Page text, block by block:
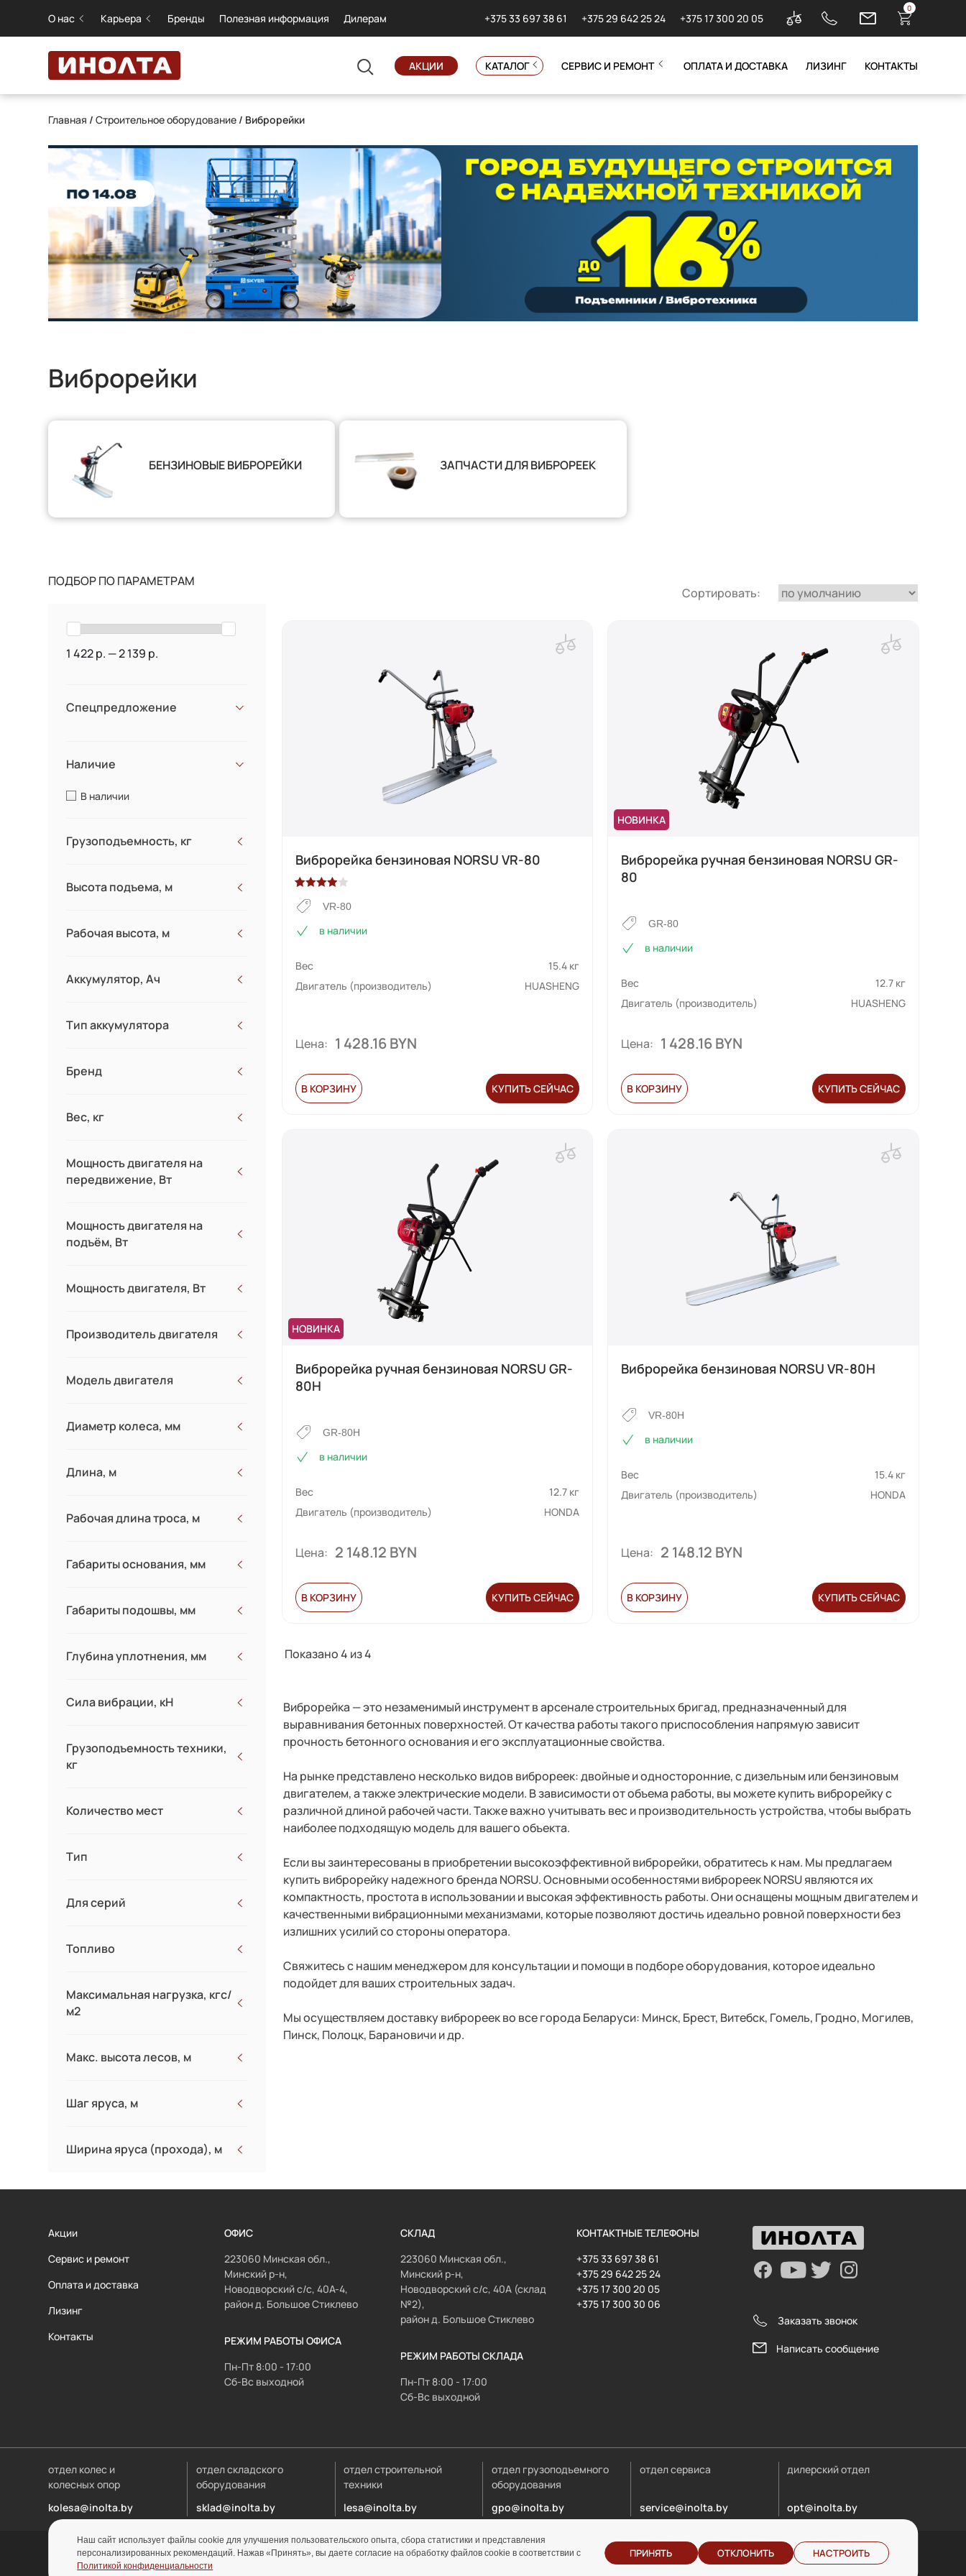
О нас Карьера Бренды Полезная информация Дилерам +375 33 697 38 61 +375 29 642 25 24 +375 17 300 20 05
0
АКЦИИ КАТАЛОГ СЕРВИС И РЕМОНТ ОПЛАТА И ДОСТАВКА ЛИЗИНГ КОНТАКТЫ
Главная /Строительное оборудование / Виброрейки
Виброрейки
БЕНЗИНОВЫЕ ВИБРОРЕЙКИ ЗАПЧАСТИ ДЛЯ ВИБРОРЕЕК
ПОДБОР ПО ПАРАМЕТРАМ
1 422 р. — 2 139 р.
Спецпредложение
Наличие
В наличии
Грузоподъемность, кг
Высота подъема, м
Рабочая высота, м
Аккумулятор, Ач
Тип аккумулятора
Бренд
Вес, кг
15.4
Мощность двигателя на
передвижение, Вт
Мощность двигателя на
подъём, Вт
Мощность двигателя, Вт
1200
Производитель двигателя
Модель двигателя
140FA
Диаметр колеса, мм
Длина, м
Рабочая длина троса, м
Габариты основания, мм
Габариты подошвы, мм
Глубина уплотнения, мм
Сила вибрации, кН
Грузоподъемность техники,
кг
Количество мест
Тип
Для серий
Топливо
Максимальная нагрузка, кгс/
м2
Макс. высота лесов, м
Шаг яруса, м
Ширина яруса (прохода), м
Сортировать:
Виброрейка бензиновая NORSU VR-80
VR-80
Рейтинг
4.00
из 5
на основе
пользователя
в наличии
Вес
15.4 кг
Двигатель (производитель)
HUASHENG
Цена: 1 428.16 BYN
В КОРЗИНУ КУПИТЬ СЕЙЧАС
НОВИНКА
Виброрейка ручная бензиновая NORSU GR-
80
GR-80
в наличии
Вес
12.7 кг
Двигатель (производитель)
HUASHENG
Цена: 1 428.16 BYN
В КОРЗИНУ КУПИТЬ СЕЙЧАС
НОВИНКА
Виброрейка ручная бензиновая NORSU GR-
80H
GR-80H
в наличии
Вес
12.7 кг
Двигатель (производитель)
HONDA
Цена: 2 148.12 BYN
В КОРЗИНУ КУПИТЬ СЕЙЧАС
Виброрейка бензиновая NORSU VR-80H
VR-80H
в наличии
Вес
15.4 кг
Двигатель (производитель)
HONDA
Цена: 2 148.12 BYN
В КОРЗИНУ КУПИТЬ СЕЙЧАС
Показано 4 из4
Виброрейка — это незаменимый инструмент в арсенале строительных бригад, предназначенный для
выравнивания бетонных поверхностей. От качества работы такого приспособления напрямую зависит
прочность бетонного основания и его эксплуатационные свойства.
На рынке представлено несколько видов виброреек: двойные и односторонние, с дизельным или бензиновым
двигателем, а также электрические модели. В зависимости от объема работы, вы можете купить виброрейку с
различной длиной рабочей части. Также важно учитывать вес и производительность устройства, чтобы выбрать
наиболее подходящую модель для вашего объекта.
Если вы заинтересованы в приобретении высокоэффективной виброрейки, обратитесь к нам. Мы предлагаем
купить виброрейку надежного бренда NORSU. Основными особенностями виброреек NORSU являются их
компактность, простота в использовании и высокая эффективность работы. Они оснащены мощным двигателем и
качественными вибрационными механизмами, которые позволяют достичь идеально ровной поверхности без
излишних усилий со стороны оператора.
Свяжитесь с нашим менеджером для консультации и помощи в подборе оборудования, которое идеально
подойдет для ваших строительных задач.
Мы осуществляем доставку виброреек во все города Беларуси: Минск, Брест, Витебск, Гомель, Гродно, Могилев,
Пинск, Полоцк, Барановичи и др.
Акции
Сервис и ремонт
Оплата и доставка
Лизинг
Контакты
ОФИС
223060 Минская обл.,
Минский р-н,
Новодворский с/с, 40А-4,
район д. Большое Стиклево
РЕЖИМ РАБОТЫ ОФИСА
Пн-Пт 8:00 - 17:00
Сб-Вс выходной
СКЛАД
223060 Минская обл.,
Минский р-н,
Новодворский с/с, 40А (склад
№2),
район д. Большое Стиклево
РЕЖИМ РАБОТЫ СКЛАДА
Пн-Пт 8:00 - 17:00
Сб-Вс выходной
КОНТАКТНЫЕ ТЕЛЕФОНЫ
+375 33 697 38 61
+375 29 642 25 24
+375 17 300 20 05
+375 17 300 30 06
Заказать звонок
Написать сообщение
отдел колес и
колесных опор
kolesa@inolta.by
отдел складского
оборудования
sklad@inolta.by
отдел строительной
техники
lesa@inolta.by
отдел грузоподъемного
оборудования
gpo@inolta.by
отдел сервиса
service@inolta.by
дилерский отдел
opt@inolta.by
© ООО «Инолта» 2010-2026 г. УНП 691302759
Наш сайт использует файлы cookie для улучшения пользовательского опыта, сбора статистики и представления
персонализированных рекомендаций. Нажав «Принять», вы даете согласие на обработку файлов cookie в соответствии с
Политикой конфиденциальности
ПРИНЯТЬ ОТКЛОНИТЬ НАСТРОИТЬ